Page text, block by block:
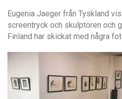
Eugenia Jaeger från Tyskland
screentryck och skulptören och
Finland har skickat med några